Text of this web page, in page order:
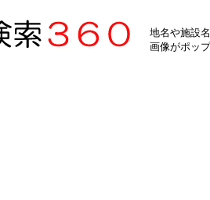
地名や施設
画像がポッ